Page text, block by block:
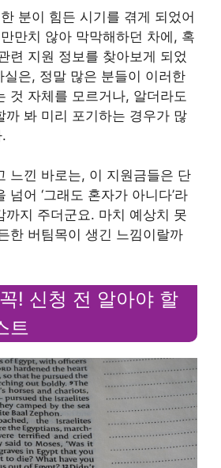
분이 힘든 시기를 겪게 되었어
만치 않아 막막해하던 차에, 혹
련 지원 정보를 찾아보게 되었
은, 정말 많은 분들이 이러한
것 자체를 모르거나, 알더라도
까 봐 미리 포기하는 경우가 많
느낀 바로는, 이 지원금들은 단
넘어 ‘그래도 혼자가 아니다’라
까지 주더군요. 마치 예상치 못
한 버팀목이 생긴 느낌이랄까
! 신청 전 알아야 할
트